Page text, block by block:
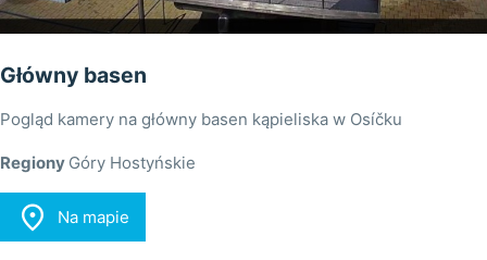
Główny basen
Pogląd kamery na główny basen kąpieliska w Osíčku
Regiony Góry Hostyńskie
 Na mapie